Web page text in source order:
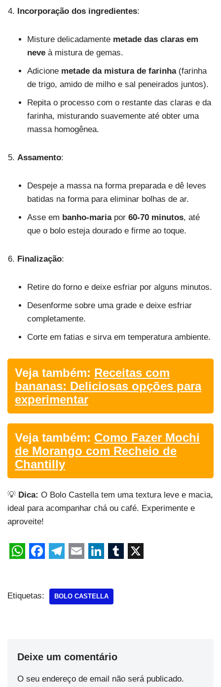
Incorporação dos ingredientes:
Misture delicadamente metade das claras em
neve à mistura de gemas.
Adicione metade da mistura de farinha(farinha
de trigo, amido de milho e sal peneirados juntos).
Repita o processo com o restante das claras e da
farinha, misturando suavemente até obter uma
massa homogênea.
Assamento:
Despeje a massa na forma preparada e dê leves
batidas na forma para eliminar bolhas de ar.
Asse em banho-mariapor 60-70 minutos, até
que o bolo esteja dourado e firme ao toque.
Finalização:
Retire do forno e deixe esfriar por alguns minutos.
Desenforme sobre uma grade e deixe esfriar
completamente.
Corte em fatias e sirva em temperatura ambiente.
Veja também: Receitas com
bananas: Deliciosas opções para
experimentar
Veja também: Como Fazer Mochi
de Morango com Recheio de
Chantilly
💡 Dica: O Bolo Castella tem uma textura leve e macia,
ideal para acompanhar chá ou café. Experimente e
aproveite!
Etiquetas: BOLO CASTELLA
Deixe um comentário
O seu endereço de email não será publicado.